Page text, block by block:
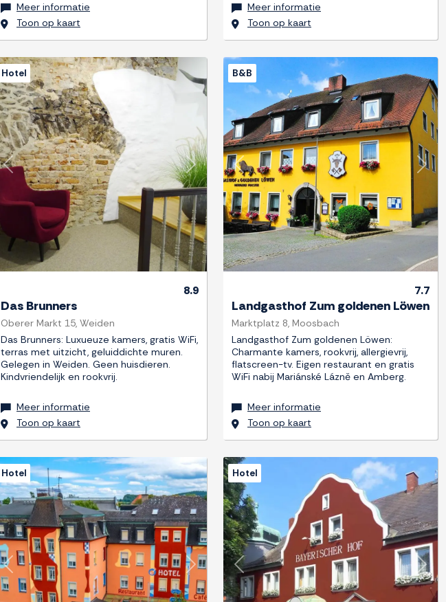
Meer informatie
Toon op kaart
Meer informatie
Toon op kaart
Previous Next
Hotel
8.9
Das Brunners
Oberer Markt 15, Weiden
Das Brunners: Luxueuze kamers, gratis WiFi,
terras met uitzicht, geluiddichte muren.
Gelegen in Weiden. Geen huisdieren.
Kindvriendelijk en rookvrij.
Meer informatie
Toon op kaart
Previous Next
B&B
7.7
Landgasthof Zum goldenen Löwen
Marktplatz 8, Moosbach
Landgasthof Zum goldenen Löwen:
Charmante kamers, rookvrij, allergievrij,
flatscreen-tv. Eigen restaurant en gratis
WiFi nabij Mariánské Lázně en Amberg.
Meer informatie
Toon op kaart
Previous Next
Hotel
Previous Next
Hotel